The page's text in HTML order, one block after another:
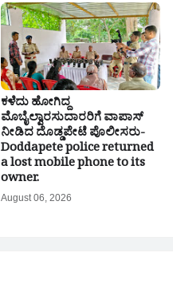
ಕಳೆದು ಹೋಗಿದ್ದ
ಮೊಬೈಲ್ವಾರಸುದಾರರಿಗೆ ವಾಪಾಸ್
ನೀಡಿದ ದೊಡ್ಡಪೇಟೆ ಪೊಲೀಸರು-
Doddapete police returned
a lost mobile phone to its
owner.
August 06, 2026